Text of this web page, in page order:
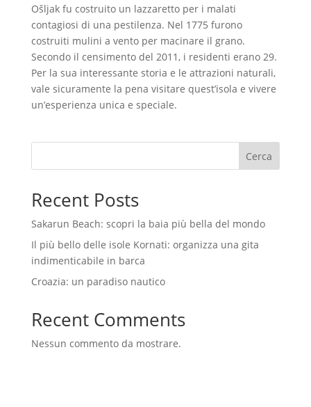
Ošljak fu costruito un lazzaretto per i malati
contagiosi di una pestilenza. Nel 1775 furono
costruiti mulini a vento per macinare il grano.
Secondo il censimento del 2011, i residenti erano 29.
Per la sua interessante storia e le attrazioni naturali,
vale sicuramente la pena visitare quest’isola e vivere
un’esperienza unica e speciale.
Cerca
Recent Posts
Sakarun Beach: scopri la baia più bella del mondo
Il più bello delle isole Kornati: organizza una gita
indimenticabile in barca
Croazia: un paradiso nautico
Recent Comments
Nessun commento da mostrare.